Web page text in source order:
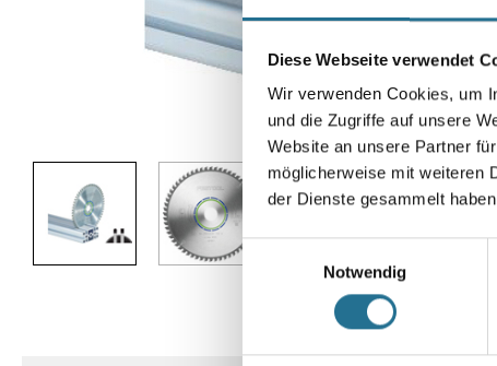
Diese Webseite verwendet
Wir verwenden Cookies, um
und die Zugriffe auf unsere
Website an unsere Partner
möglicherweise mit weiteren
der Dienste gesammelt
Einwilligungsauswahl
Notwendig
Abbildung ähnlich
CURRENT
TAB:
PRODUKTEIGENSCHAFTEN